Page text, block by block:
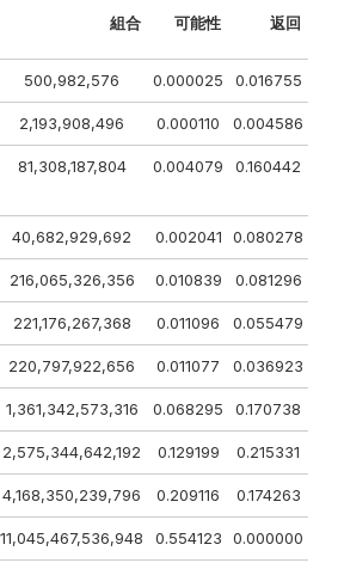
組合 可能性 返回
500,982,576 0.000025 0.016755
2,193,908,496 0.000110 0.004586
81,308,187,804 0.004079 0.160442
40,682,929,692 0.002041 0.080278
216,065,326,356 0.010839 0.081296
221,176,267,368 0.011096 0.055479
220,797,922,656 0.011077 0.036923
1,361,342,573,316 0.068295 0.170738
2,575,344,642,192 0.129199 0.215331
4,168,350,239,796 0.209116 0.174263
11,045,467,536,948 0.554123 0.000000